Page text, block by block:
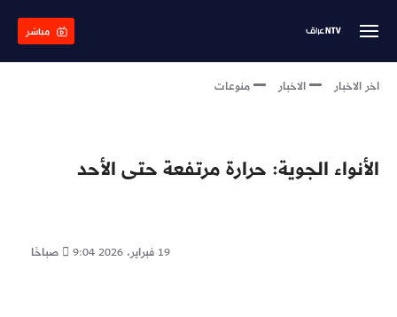
main
مباشر
اخر الاخبار الاخبار منوعات
الأنواء الجوية: حرارة مرتفعة حتى الأحد
19 فبراير، 2026 9:04 صباحًا